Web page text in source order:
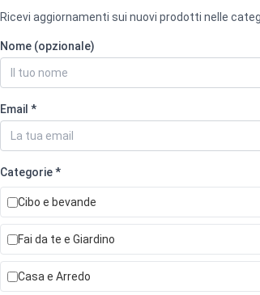
Ricevi aggiornamenti sui nuovi prodotti nelle
Nome (opzionale)
Email *
Categorie *
Cibo e bevande
Fai da te e Giardino
Casa e Arredo